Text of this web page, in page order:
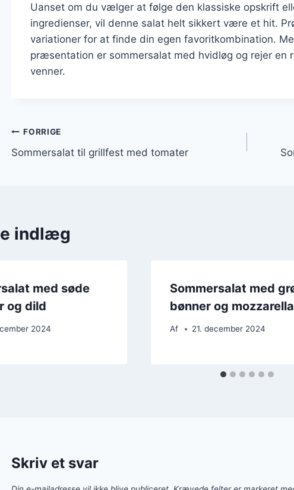
Uanset om du vælger at følge den klassiske opskrift
ingredienser, vil denne salat helt sikkert være et hit.
variationer for at finde din egen favoritkombination.
præsentation er sommersalat med hvidløg og rejer
venner.
Indlægsnavigation
FORRIGE
Sommersalat til grillfest med tomater
indlæg
med søde
og dild
2024
Sommersalat med
bønner og mozzarella
Af 21. december 2024
Skriv et svar